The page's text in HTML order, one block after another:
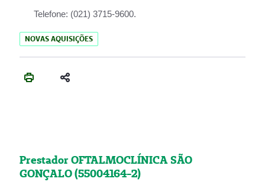
Telefone: (021) 3715-9600.
NOVAS AQUISIÇÕES
Prestador OFTALMOCLÍNICA SÃO
GONÇALO (55004164-2)